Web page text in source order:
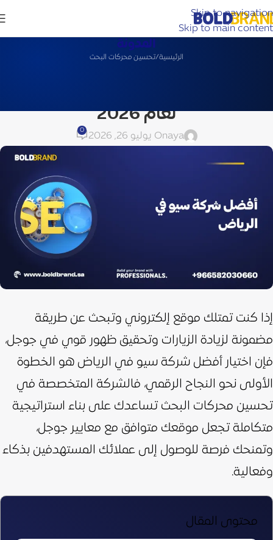
Skip to navigation
Skip to main content
المدونة
الرئيسية تحسين محركات البحث
لعام 2026
ayaOn يوليو 26, 2026 0
إذا كنت تمتلك موقع إلكتروني وتبحث عن طريقة
مضمونة لزيادة الزيارات وتحقيق ظهور قوي في جوجل،
فإن اختيار أفضل شركة سيو في الرياض هو الخطوة
الأولى نحو النجاح الرقمي، فالشركة المتخصصة في
تحسين محركات البحث تساعدك على بناء استراتيجية
متكاملة تجعل موقعك متوافق مع معايير جوجل،
وتمنحك فرصة للوصول إلى عملائك المستهدفين بذكاء
وفعالية.
محتوى المقال